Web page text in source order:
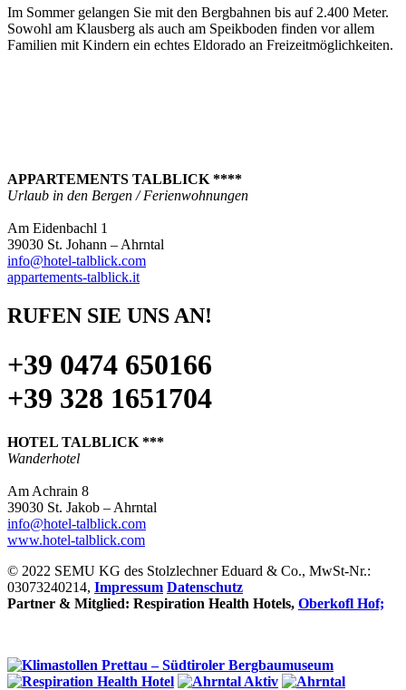
Im Sommer gelangen Sie mit den Bergbahnen bis auf 2.400 Meter.
Sowohl am Klausberg als auch am Speikboden finden vor allem
Familien mit Kindern ein echtes Eldorado an Freizeitmöglichkeiten.
APPARTEMENTS TALBLICK ****
Urlaub in den Bergen / Ferienwohnungen
Am Eidenbachl 1
39030 St. Johann – Ahrntal
info@hotel-talblick.com
appartements-talblick.it
RUFEN SIE UNS AN!
+39 0474 650166
+39 328 1651704
HOTEL TALBLICK ***
Wanderhotel
Am Achrain 8
39030 St. Jakob – Ahrntal
info@hotel-talblick.com
www.hotel-talblick.com
© 2022 SEMU KG des Stolzlechner Eduard & Co., MwSt-Nr.:
03073240214, Impressum Datenschutz
Partner & Mitglied: Respiration Health Hotels, Oberkofl Hof;